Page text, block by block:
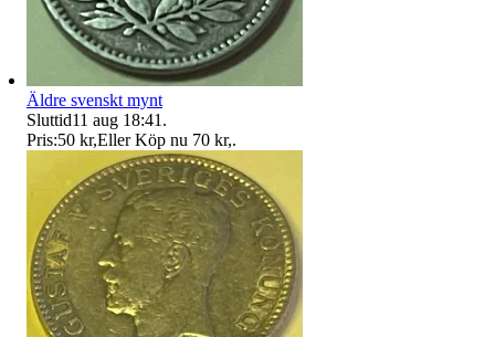
Äldre svenskt mynt
Sluttid11 aug 18:41 .
Pris:50 kr,Eller Köp nu 70 kr,.